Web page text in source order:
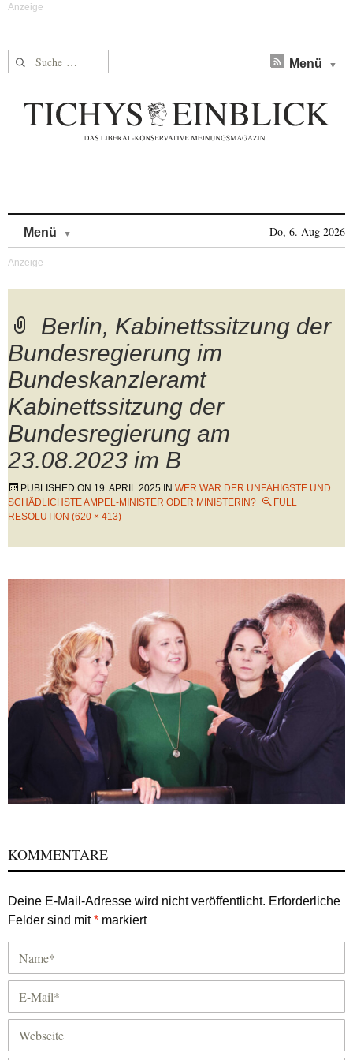
Suche nach: Menü
Menü Do, 6. Aug 2026
Berlin, Kabinettssitzung der
Bundesregierung im
Bundeskanzleramt
Kabinettssitzung der
Bundesregierung am
23.08.2023 im B
PUBLISHED ON 19. APRIL 2025 IN WER WAR DER UNFÄHIGSTE UND
SCHÄDLICHSTE AMPEL-MINISTER ODER MINISTERIN?
FULL
RESOLUTION (620 × 413)
KOMMENTARE
Deine E-Mail-Adresse wird nicht veröffentlicht. Erforderliche
Felder sind mit* markiert